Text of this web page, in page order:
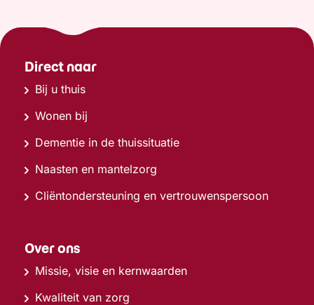
Direct naar
Bij u thuis
Wonen bij
Dementie in de thuissituatie
Naasten en mantelzorg
Cliëntondersteuning en vertrouwenspersoon
Over ons
Missie, visie en kernwaarden
Kwaliteit van zorg